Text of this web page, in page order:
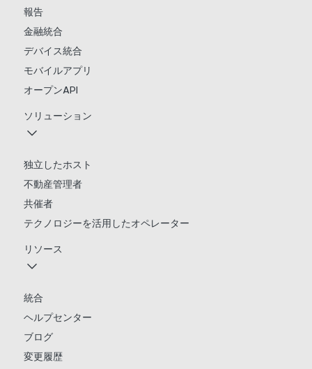
報告
金融統合
デバイス統合
モバイルアプリ
オープンAPI
ソリューション
独立したホスト
不動産管理者
共催者
テクノロジーを活用したオペレーター
リソース
統合
ヘルプセンター
ブログ
変更履歴